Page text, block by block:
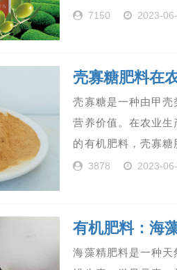
7150 2023-
壳寡糖肥料在
壳寡糖是一种由甲
营养价值。在农业
的有机肥料，壳寡糖
3878 2023-
有机肥料：海
海藻精肥料是一种天